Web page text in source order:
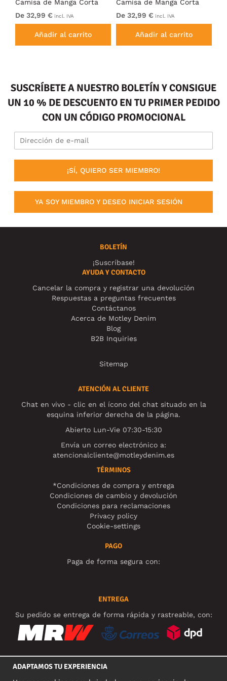
Camisa de Manga Corta
Negro
De 32,99 € incl. IVA
Añadir al carrito
Camisa de Manga Corta
Antracita
De 32,99 € incl. IVA
Añadir al carrito
SUSCRÍBETE A NUESTRO BOLETÍN Y CONSIGUE
UN 10 % DE DESCUENTO EN TU PRIMER PEDIDO
CON UN CÓDIGO PROMOCIONAL
¡SÍ, QUIERO SER MIEMBRO!
YA SOY MIEMBRO Y DESEO INICIAR SESIÓN
BOLETÍN
¡Suscríbase!
AYUDA Y CONTACTO
Cancelar la compra y registrar una devolución
Respuestas a preguntas frecuentes
Contáctanos
Acerca de Motley Denim
Blog
B2B Inquiries
Sitemap
ATENCIÓN AL CLIENTE
Chat en vivo - clic en el ícono del chat situado en la
esquina inferior derecha de la página.
Abierto Lun-Vie 07:30-15:30
Envía un correo electrónico a:
atencionalcliente@motleydenim.es
TÉRMINOS
*Condiciones de compra y entrega
Condiciones de cambio y devolución
Condiciones para reclamaciones
Privacy policy
Cookie-settings
PAGO
Paga de forma segura con:
ENTREGA
Su pedido se entrega de forma rápida y rastreable, con:
ADAPTAMOS TU EXPERIENCIA